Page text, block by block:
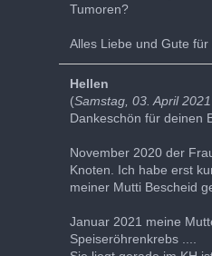
Tumoren?
Alles Liebe und Gute für
Hellen
(Samstag, 03. April
Dankeschön für deinen
November 2020 der
Knoten. Ich habe erst
meiner Mutti Bescheid
Januar 2021 meine
Speiseröhrenkrebs ....